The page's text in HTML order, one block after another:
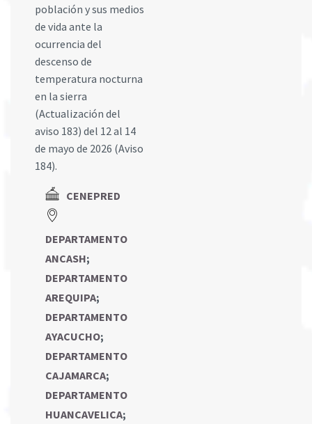
población y sus medios
de vida ante la
ocurrencia del
descenso de
temperatura nocturna
en la sierra
(Actualización del
aviso 183) del 12 al 14
de mayo de 2026 (Aviso
184).
CENEPRED
DEPARTAMENTO
ANCASH;
DEPARTAMENTO
AREQUIPA;
DEPARTAMENTO
AYACUCHO;
DEPARTAMENTO
CAJAMARCA;
DEPARTAMENTO
HUANCAVELICA;